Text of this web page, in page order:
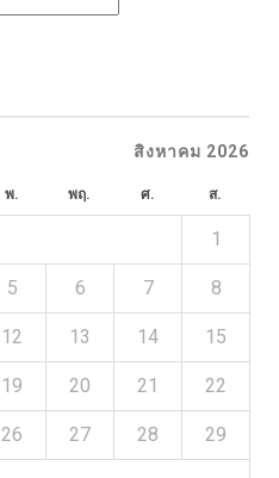
สิงหาคม 2026
พ. พฤ. ศ. ส.
1
5 6 7 8
12 13 14 15
19 20 21 22
26 27 28 29